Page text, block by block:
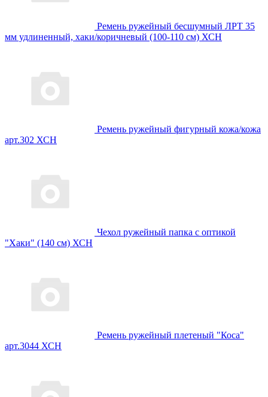
Ремень ружейный бесшумный ЛРТ 35
мм удлиненный, хаки/коричневый (100-110 см) ХСН
Ремень ружейный фигурный кожа/кожа
арт.302 ХСН
Чехол ружейный папка с оптикой
"Хаки" (140 см) ХСН
Ремень ружейный плетеный "Коса"
арт.3044 ХСН